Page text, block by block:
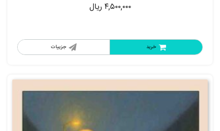
۴,۵۰۰,۰۰۰ ریال
جزییات خرید